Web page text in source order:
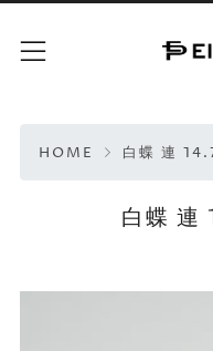
Menu
HOME 白蝶 連
白蝶 連